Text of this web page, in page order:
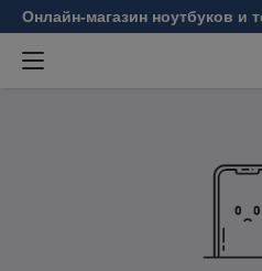
Онлайн-магазин ноутбуков и